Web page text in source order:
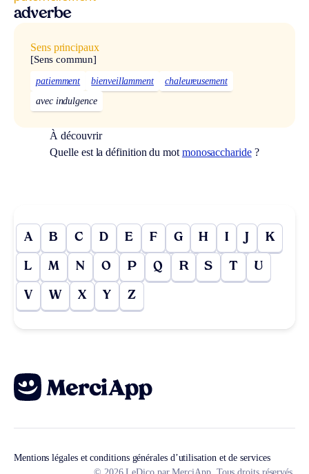
adverbe
Sens principaux
[Sens commun]
patiemment bienveillamment
chaleureusement
avec indulgence
À découvrir
Quelle est la définition du mot monosaccharide?
A B C D E F G H I J K
L M N O P Q R S T U
V W X Y Z
Mentions légales et conditions générales d’utilisation et de services